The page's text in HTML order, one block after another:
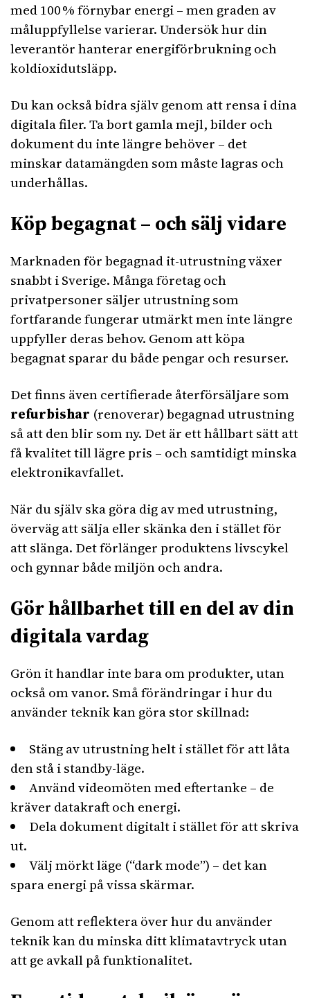
med 100 % förnybar energi – men graden av
måluppfyllelse varierar. Undersök hur din
leverantör hanterar energiförbrukning och
koldioxidutsläpp.
Du kan också bidra själv genom att rensa i dina
digitala filer. Ta bort gamla mejl, bilder och
dokument du inte längre behöver – det
minskar datamängden som måste lagras och
underhållas.
Köp begagnat – och sälj vidare
Marknaden för begagnad it-utrustning växer
snabbt i Sverige. Många företag och
privatpersoner säljer utrustning som
fortfarande fungerar utmärkt men inte längre
uppfyller deras behov. Genom att köpa
begagnat sparar du både pengar och resurser.
Det finns även certifierade återförsäljare som
refurbishar (renoverar) begagnad utrustning
så att den blir som ny. Det är ett hållbart sätt att
få kvalitet till lägre pris – och samtidigt minska
elektronikavfallet.
När du själv ska göra dig av med utrustning,
överväg att sälja eller skänka den i stället för
att slänga. Det förlänger produktens livscykel
och gynnar både miljön och andra.
Gör hållbarhet till en del av din
digitala vardag
Grön it handlar inte bara om produkter, utan
också om vanor. Små förändringar i hur du
använder teknik kan göra stor skillnad:
Stäng av utrustning helt i stället för att låta
den stå i standby-läge.
Använd videomöten med eftertanke – de
kräver datakraft och energi.
Dela dokument digitalt i stället för att skriva
ut.
Välj mörkt läge (“dark mode”) – det kan
spara energi på vissa skärmar.
Genom att reflektera över hur du använder
teknik kan du minska ditt klimatavtryck utan
att ge avkall på funktionalitet.